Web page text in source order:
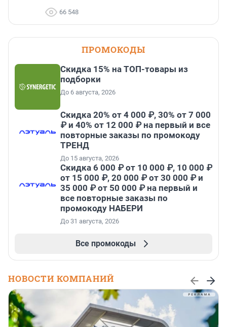
66 548
ПРОМОКОДЫ
Скидка 15% на ТОП-товары из
подборки
До 6 августа, 2026
Скидка 20% от 4 000 ₽, 30% от 7 000
₽ и 40% от 12 000 ₽ на первый и все
повторные заказы по промокоду
ТРЕНД
До 15 августа, 2026
Скидка 6 000 ₽ от 10 000 ₽, 10 000 ₽
от 15 000 ₽, 20 000 ₽ от 30 000 ₽ и
35 000 ₽ от 50 000 ₽ на первый и
все повторные заказы по
промокоду НАБЕРИ
До 31 августа, 2026
Все промокоды
НОВОСТИ КОМПАНИЙ